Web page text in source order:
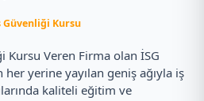
Güvenliği Kursu
Kursu Veren Firma olan İSG
her yerine yayılan geniş ağıyla iş
kaliteli eğitim ve